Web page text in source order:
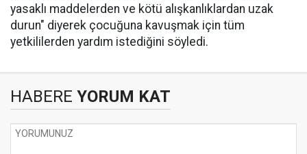
yasaklı maddelerden ve kötü alışkanlıklardan uzak
durun" diyerek çocuğuna kavuşmak için tüm
yetkililerden yardım istediğini söyledi.
HABERE YORUM KAT